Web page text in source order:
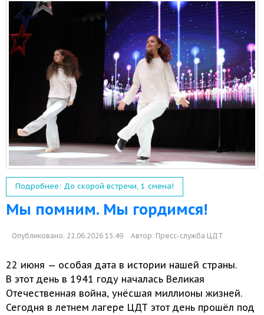
Подробнее: До скорой встречи, 1 смена!
Мы помним. Мы гордимся!
Опубликовано: 22.06.2026 15:49 Автор: Пресс-служба ЦДТ
22 июня — особая дата в истории нашей страны.
В этот день в 1941 году началась Великая
Отечественная война, унёсшая миллионы жизней.
Сегодня в летнем лагере ЦДТ этот день прошёл под